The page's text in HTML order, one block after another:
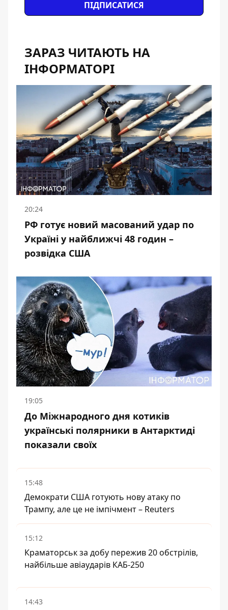
ПІДПИСАТИСЯ
ЗАРАЗ ЧИТАЮТЬ НА
ІНФОРМАТОРІ
20:24
РФ готує новий масований удар по
Україні у найближчі 48 годин –
розвідка США
19:05
До Міжнародного дня котиків
українські полярники в Антарктиді
показали своїх
15:48
Демократи США готують нову атаку по
Трампу, але це не імпічмент – Reuters
15:12
Краматорськ за добу пережив 20 обстрілів,
найбільше авіаударів КАБ-250
14:43